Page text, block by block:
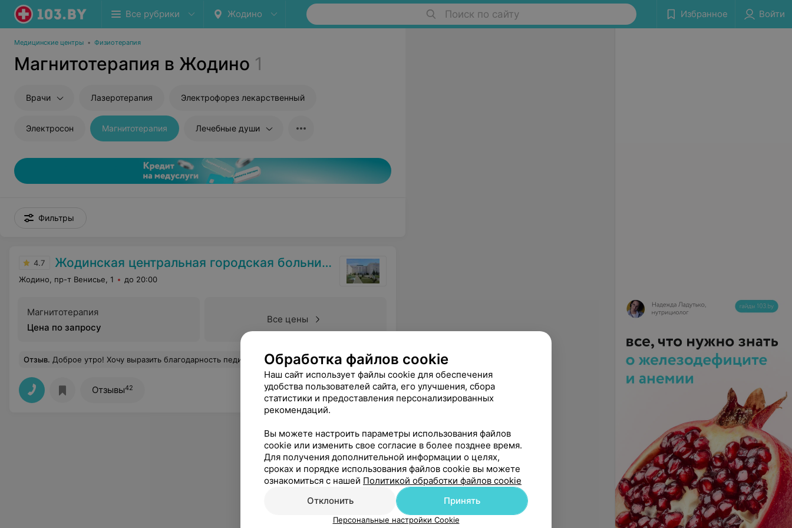
Все рубрики Жодино Поиск по сайту Избранное Войти
Медицинские центры • Физиотерапия
Магнитотерапия в Жодино 1
Врачи Лазеротерапия Электрофорез лекарственный
Электросон Магнитотерапия Лечебные души
Фильтры
4.7 Жодинская центральная городская больница
Жодино, пр-т Венисье, 1 до 20:00
Магнитотерапия
Цена по запросу
Все цены
Отзыв. Доброе утро! Хочу выразить благодарность педиатрическому отделению, а именно крылу где находилась с ребенком, палата 206.,всему персоналу​ и заведующей Нагорной Зинаиде Александровне большое​ спасибо за чуткое и внимательное отношение, как к мамам так и к малышам! Мед персонал относился к деткам, как к своим родным, во время процедур всегда старались принять участие в успокоении малышей, а деток постарше от 3 лет​ уговоривали на очередной укольчик всеми возможными путями.Попав с ребенком(1год 6 мес) 17 декабря и пробыв до 27 декабря я очень переживала, но вся эта дружелюбная атмосфера успокоила морально меня, что все оказывается хорошо.Кухня очень вкусная, девочки-раздатчицы пищи очень вежливые, девочки наводившие порядки в палате очень дружелюбные, мед персонал во главе с зав отделением Нагорной З.А великолепный. В уборной всегда была свежесть и чистота. Я бы назвала эту часть крыла МАЛЕНЬКИМ ПЯТИЗВЕЗДОЧНЫМ ОТЕЛЕМ!!! Прошу Руководство наградить своих работников и выразить слова благод Еще
Отзывы42
Обработка файлов cookie
Наш сайт использует файлы cookie для обеспечения
удобства пользователей сайта, его улучшения, сбора
статистики и предоставления персонализированных
рекомендаций.
Вы можете настроить параметры использования файлов
cookie или изменить свое согласие в более позднее время.
Для получения дополнительной информации о целях,
сроках и порядке использования файлов cookie вы можете
ознакомиться с нашей Политикой обработки файлов cookie
Отклонить
Принять
Персональные настройки Cookie